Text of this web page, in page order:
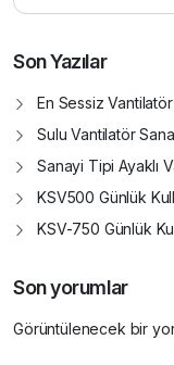
Son Yazılar
En Sessiz
Sulu Vantilatör
Sanayi Tipi Ayaklı
KSV500 Günlük
KSV-750 Günlük
Son yorumlar
Görüntülenecek bir